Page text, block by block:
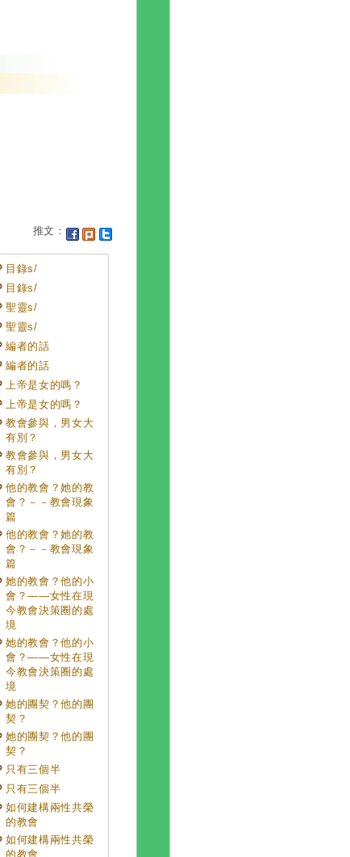
推文：
目錄s/
目錄s/
聖靈s/
聖靈s/
編者的話
編者的話
上帝是女的嗎？
上帝是女的嗎？
教會參與，男女大
有別？
教會參與，男女大
有別？
他的教會？她的教
會？－－教會現象
篇
他的教會？她的教
會？－－教會現象
篇
她的教會？他的小
會？——女性在現
今教會決策圈的處
境
她的教會？他的小
會？——女性在現
今教會決策圈的處
境
她的團契？他的團
契？
她的團契？他的團
契？
只有三個半
只有三個半
如何建構兩性共榮
的教會
如何建構兩性共榮
的教會